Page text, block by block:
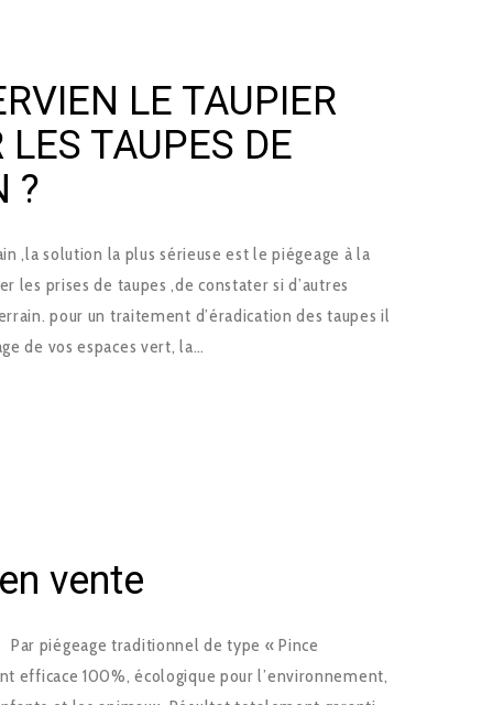
LE TAUPIER
TAUPES DE
?
,la solution la plus sérieuse est le piégeage à la
les prises de taupes ,de constater si d’autres
pour un traitement d’éradication des taupes il
de vos espaces vert, la…
vente
piégeage traditionnel de type « Pince
efficace 100%, écologique pour l’environnement,